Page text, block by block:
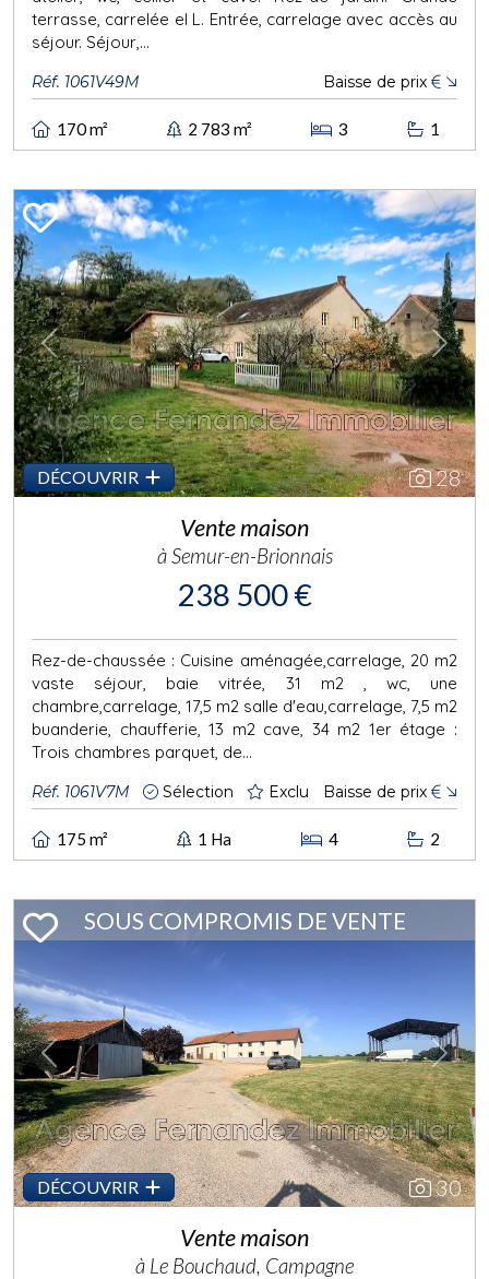
terrasse, carrelée el L. Entrée, carrelage avec accès au
séjour. Séjour,...
Réf. 1061V49M Baisse de prix €
170 m² 2 783 m² 3 1
Previous Next
DÉCOUVRIR 28
Vente maison
à Semur-en-Brionnais
238 500 €
Rez-de-chaussée : Cuisine aménagée,carrelage, 20 m2
vaste séjour, baie vitrée, 31 m2 , wc, une
chambre,carrelage, 17,5 m2 salle d'eau,carrelage, 7,5 m2
buanderie, chaufferie, 13 m2 cave, 34 m2 1er étage :
Trois chambres parquet, de...
Réf. 1061V7M Sélection Exclu Baisse de prix €
175 m² 1 Ha 4 2
Previous Next
SOUS COMPROMIS DE VENTE
DÉCOUVRIR 30
Vente maison
à Le Bouchaud, Campagne